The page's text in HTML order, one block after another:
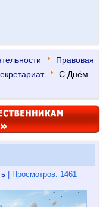
Правовая
С Днём
| Просмотров: 1461